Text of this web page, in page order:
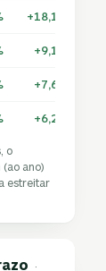
+18,1%
+9,1%
+7,6%
+6,2%
o
ano)
estreitar
·